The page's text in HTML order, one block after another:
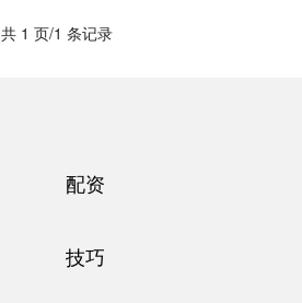
共 1 页/1 条记录
配资
技巧